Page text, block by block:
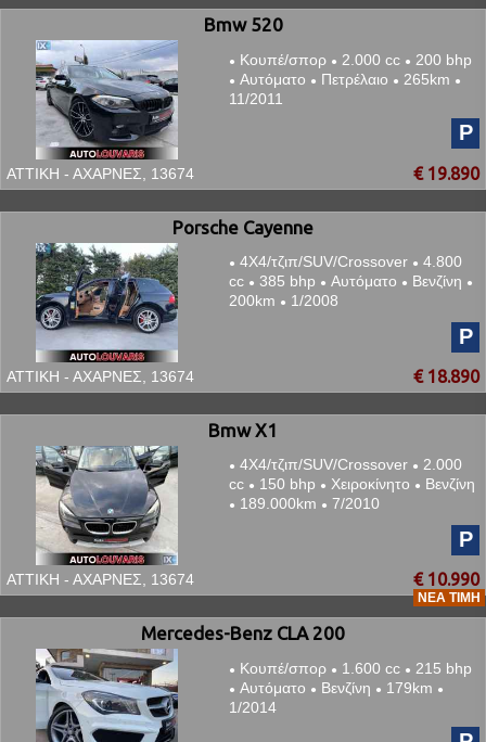
Bmw 520
● Κουπέ/σπορ ● 2.000 cc ● 200 bhp
● Αυτόματο ● Πετρέλαιο ● 265km ●
11/2011
P
ΑΤΤΙΚΗ - ΑΧΑΡΝΕΣ, 13674 € 19.890
Porsche Cayenne
● 4Χ4/τζιπ/SUV/Crossover ● 4.800
cc ● 385 bhp ● Αυτόματο ● Βενζίνη ●
200km ● 1/2008
P
ΑΤΤΙΚΗ - ΑΧΑΡΝΕΣ, 13674 € 18.890
ΝΈΑ ΤΙΜΉ
Bmw X1
● 4Χ4/τζιπ/SUV/Crossover ● 2.000
cc ● 150 bhp ● Χειροκίνητο ● Βενζίνη
● 189.000km ● 7/2010
P
ΑΤΤΙΚΗ - ΑΧΑΡΝΕΣ, 13674 € 10.990
Mercedes-Benz CLA 200
● Κουπέ/σπορ ● 1.600 cc ● 215 bhp
● Αυτόματο ● Βενζίνη ● 179km ●
1/2014